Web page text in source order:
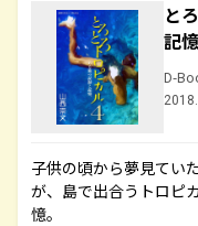
と
記
D-
子供の頃から夢見てい
が、島で出合うトロピ
憶。